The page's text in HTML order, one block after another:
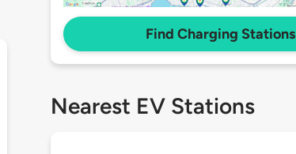
Find Charging Stations
Nearest EV Stations